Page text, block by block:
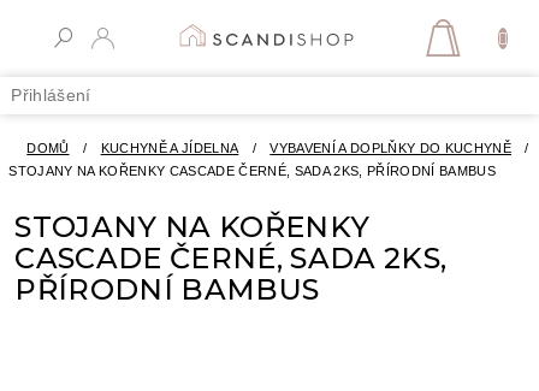
Přihlášení
DOMŮ / KUCHYNĚ A JÍDELNA / VYBAVENÍ A DOPLŇKY DO KUCHYNĚ
/
STOJANY NA KOŘENKY CASCADE ČERNÉ, SADA 2KS, PŘÍRODNÍ BAMBUS
STOJANY NA KOŘENKY
CASCADE ČERNÉ, SADA 2KS,
PŘÍRODNÍ BAMBUS